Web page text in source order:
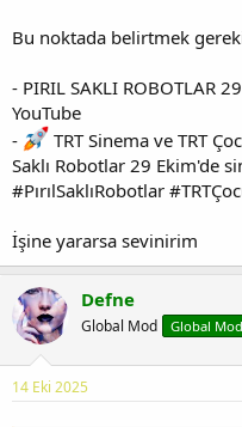
Bu noktada belirtmek
- PIRIL SAKLI ROBOTLAR
YouTube
-
TRT Sinema ve TRT
Saklı Robotlar 29 Ekim'de
#PırılSaklıRobotlar
İşine yararsa sevinirim
Defne
Global Mod Global Mod
14 Eki 2025